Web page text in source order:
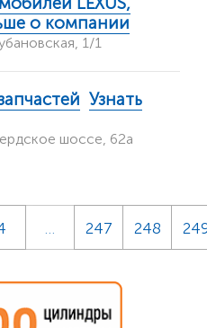
о компании
1/1
Узнать
шоссе, 62а
… 247 248